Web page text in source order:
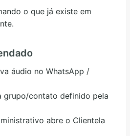
o que já existe em
áudio no WhatsApp /
grupo/contato definido pela
abre o Clientela